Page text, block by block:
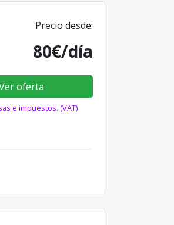
Precio desde:
80€/día
oferta
e impuestos. (VAT)